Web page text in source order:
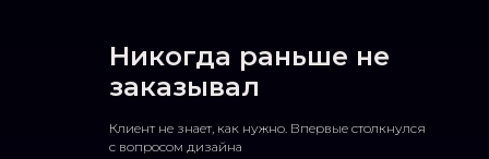
Никогда раньше не
заказывал
Клиент не знает, как нужно. Впервые столкнулся
с вопросом дизайна